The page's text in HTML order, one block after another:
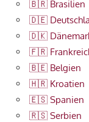
🇧🇷 Brasilien
🇩🇪
🇩🇰
🇫🇷
🇧🇪 Belgien
🇭🇷 Kroatien
🇪🇸 Spanien
🇷🇸 Serbien